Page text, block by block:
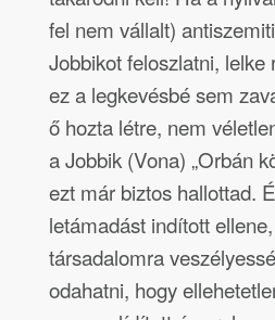
fel nem vállalt)
Jobbikot feloszlatni, lelke
ez a legkevésbé sem
ő hozta létre, nem
a Jobbik (Vona) „Orbán
ezt már biztos hallottad.
letámadást indított
társadalomra
odahatni, hogy